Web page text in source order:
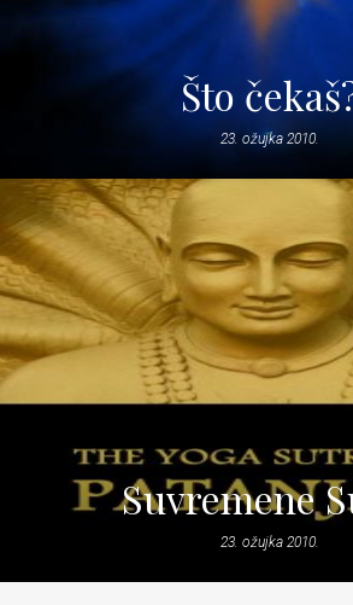
Što
23. ožujka 2010.
Suvremene
23. ožujka 2010.